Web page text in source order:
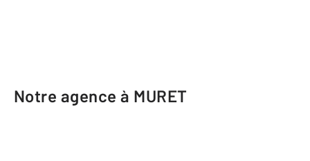
Notre agence à MURET